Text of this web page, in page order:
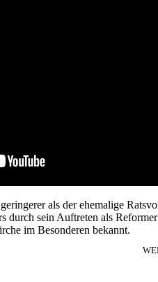
als der ehemalige
durch sein Auftreten als
im Besonderen bekannt.